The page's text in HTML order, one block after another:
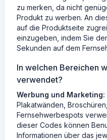
zu merken, da nicht
Produkt zu werben. An
auf die Produktseite
einzugeben, indem Sie
Sekunden auf dem
In welchen Bereichen
verwendet?
Werbung und Marketing:
Plakatwänden,
Fernsehwerbespots
dieser Codes können
Informationen über das